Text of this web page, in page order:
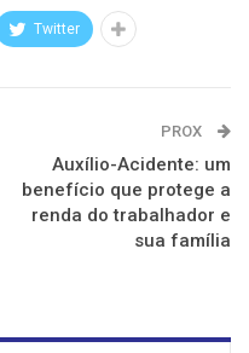
Twitter
PROX
Auxílio-Acidente: um
benefício que protege a
renda do trabalhador e
sua família